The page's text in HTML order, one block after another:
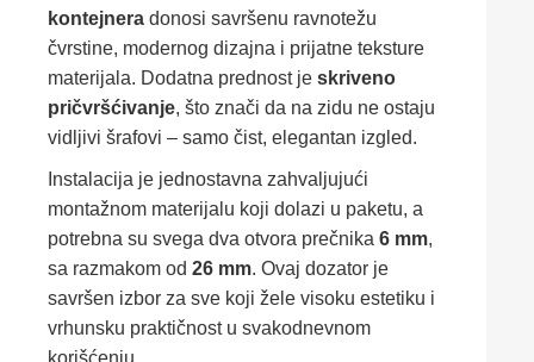
kontejnera donosi savršenu ravnotežu
čvrstine, modernog dizajna i prijatne teksture
materijala. Dodatna prednost je skriveno
pričvršćivanje, što znači da na zidu ne ostaju
vidljivi šrafovi – samo čist, elegantan izgled.
Instalacija je jednostavna zahvaljujući
montažnom materijalu koji dolazi u paketu, a
potrebna su svega dva otvora prečnika 6 mm,
sa razmakom od 26 mm. Ovaj dozator je
savršen izbor za sve koji žele visoku estetiku i
vrhunsku praktičnost u svakodnevnom
korišćenju.